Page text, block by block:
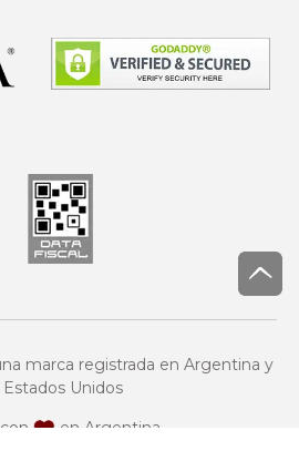
marca registrada en Argentina y
Estados Unidos
en Argentina